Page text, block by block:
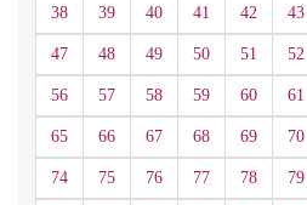
38 39 40 41 42 43
47 48 49 50 51 52
56 57 58 59 60 61
65 66 67 68 69 70
74 75 76 77 78 79